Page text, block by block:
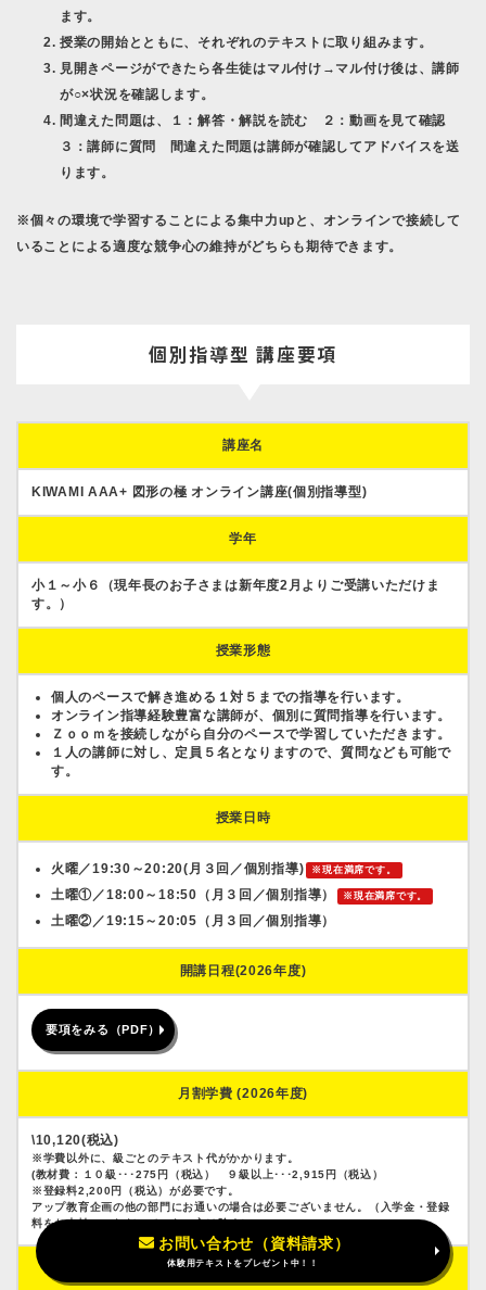
お問い合わせ（資料請求）
体験用テキストをプレゼント中！！
ます。
授業の開始とともに、それぞれのテキストに取り組みます。
見開きページができたら各生徒はマル付け→マル付け後は、講師
が○×状況を確認します。
間違えた問題は、１：解答・解説を読む ２：動画を見て確認
３：講師に質問 間違えた問題は講師が確認してアドバイスを送
ります。
※個々の環境で学習することによる集中力upと、オンラインで接続して
いることによる適度な競争心の維持がどちらも期待できます。
個別指導型 講座要項
講座名
KIWAMI AAA+ 図形の極 オンライン講座(個別指導型)
学年
小１～小６（現年長のお子さまは新年度2月よりご受講いただけま
す。）
授業形態
個人のペースで解き進める１対５までの指導を行います。
オンライン指導経験豊富な講師が、個別に質問指導を行います。
Ｚｏｏｍを接続しながら自分のペースで学習していただきます。
１人の講師に対し、定員５名となりますので、質問なども可能で
す。
授業日時
火曜／19:30～20:20(月３回／個別指導) ※現在満席です。
土曜①／18:00～18:50（月３回／個別指導） ※現在満席です。
土曜②／19:15～20:05（月３回／個別指導）
開講日程(2026年度)
要項をみる（PDF）
月割学費 (2026年度)
\10,120(税込)
※学費以外に、級ごとのテキスト代がかかります。
(教材費：１０級･･･275円（税込） ９級以上･･･2,915円（税込）
※登録料2,200円（税込）が必要です。
アップ教育企画の他の部門にお通いの場合は必要ございません。（入学金・登録
料をお支払いいただいていない方は除く）
備考